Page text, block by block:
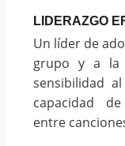
LIDERAZGO
Un líder de
grupo y a la
sensibilidad
capacidad
entre